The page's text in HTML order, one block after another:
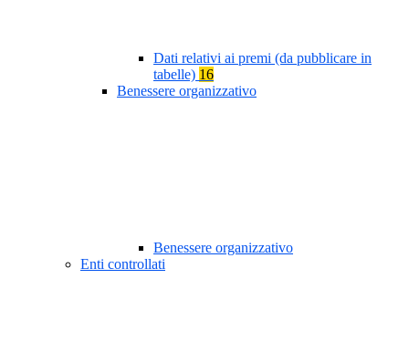
Dati relativi ai premi (da pubblicare in
tabelle) 16
Benessere organizzativo
Benessere organizzativo
Enti controllati